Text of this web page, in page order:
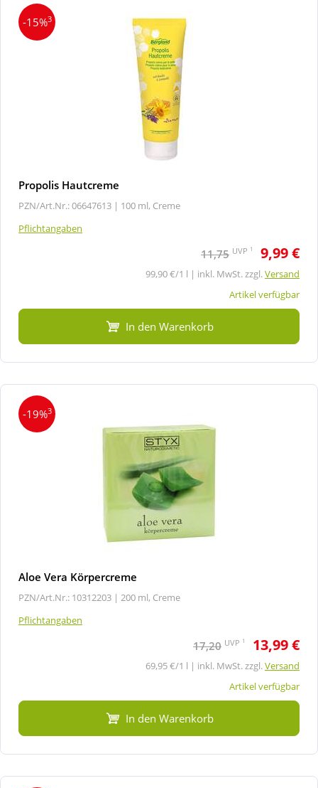
-15%3
Propolis Hautcreme
PZN/Art.Nr.: 06647613 | 100 ml, Creme
Pflichtangaben
11,75 UVP 1 9,99 €
99,90 €/1 l | inkl. MwSt. zzgl.Versand
Artikel verfügbar
In den Warenkorb
-19%3
Aloe Vera Körpercreme
PZN/Art.Nr.: 10312203 | 200 ml, Creme
Pflichtangaben
17,20 UVP 1 13,99 €
69,95 €/1 l | inkl. MwSt. zzgl.Versand
Artikel verfügbar
In den Warenkorb